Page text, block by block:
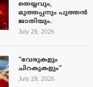
തെയ്യവും,
മുത്തപ്പനും പുത്തൻ
ജാതിയും.
July 29, 2026
“വേരുകളും
ചിറകുകളും”
July 29, 2026